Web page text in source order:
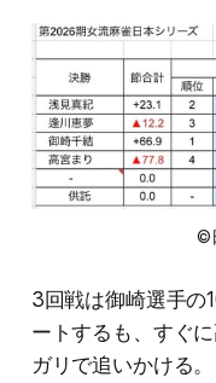
©
3回戦は御崎選手の
ートするも、すぐ
ガリで追いかける。